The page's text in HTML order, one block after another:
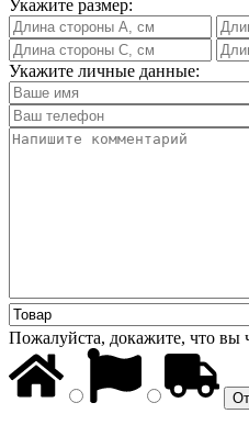
Укажите размер:
Укажите личные данные:
Пожалуйста, докажите, что вы